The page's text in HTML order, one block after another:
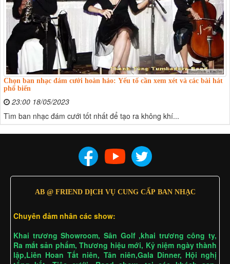
Chọn ban nhạc đám cưới hoàn hảo: Yếu tố cần xem xét và các bài hát
phổ biến
23:00 18/05/2023
Tìm ban nhạc đám cưới tốt nhất để tạo ra không khí...
AB @ FRIEND DỊCH VỤ CUNG CẤP BAN NHẠC
Chuyên đảm nhân các show:
Khai trương Showroom, Sân Golf ,khai trương công ty,
Ra mắt sản phẩm, Thương hiệu mới, Kỷ niệm ngày thành
lập,Liên Hoan Tất niên, Tân niên,Gala Dinner, Hội nghị